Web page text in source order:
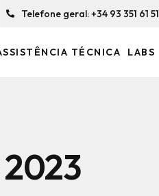
Telefone geral: +34 93 351 61 51
TÉCNICA LABS